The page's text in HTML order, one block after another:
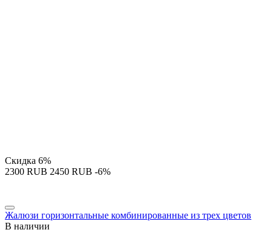
Скидка 6%
‍2300‍ RUB ‍2450‍ RUB -6%
Жалюзи горизонтальные комбинированные из трех цветов
В наличии